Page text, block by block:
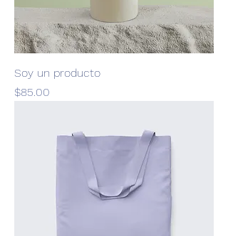
Soy un producto
Precio
$85.00